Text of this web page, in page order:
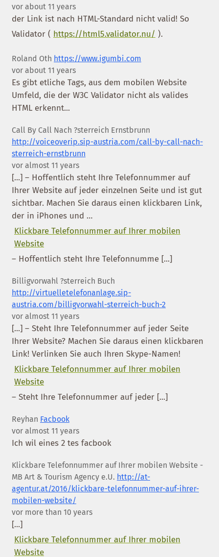
vor about 11 years
der Link ist nach HTML-Standard nicht valid! So
Validator ( https://html5.validator.nu/ ).
Roland Oth https://www.igumbi.com
vor about 11 years
Es gibt etliche Tags, aus dem mobilen Website
Umfeld, die der W3C Validator nicht als valides
HTML erkennt...
Call By Call Nach ?sterreich Ernstbrunn
http://voiceoverip.sip-austria.com/call-by-call-nach-
sterreich-ernstbrunn
vor almost 11 years
[...] – Hoffentlich steht Ihre Telefonnummer auf
Ihrer Website auf jeder einzelnen Seite und ist gut
sichtbar. Machen Sie daraus einen klickbaren Link,
der in iPhones und …
Klickbare Telefonnummer auf Ihrer mobilen
Website
– Hoffentlich steht Ihre Telefonnumme [...]
Billigvorwahl ?sterreich Buch
http://virtuelletelefonanlage.sip-
austria.com/billigvorwahl-sterreich-buch-2
vor almost 11 years
[...] – Steht Ihre Telefonnummer auf jeder Seite
Ihrer Website? Machen Sie daraus einen klickbaren
Link! Verlinken Sie auch Ihren Skype-Namen!
Klickbare Telefonnummer auf Ihrer mobilen
Website
– Steht Ihre Telefonnummer auf jeder [...]
Reyhan Facbook
vor almost 11 years
Ich wil eines 2 tes facbook
Klickbare Telefonnummer auf Ihrer mobilen Website -
MB Art & Tourism Agency e.U. http://at-
agentur.at/2016/klickbare-telefonnummer-auf-ihrer-
mobilen-website/
vor more than 10 years
[...]
Klickbare Telefonnummer auf Ihrer mobilen
Website